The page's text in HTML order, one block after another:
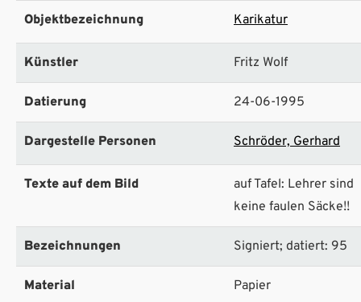
Objektbezeichnung Karikatur
Künstler Fritz Wolf
Datierung 24-06-1995
Dargestelle Personen Schröder, Gerhard
Texte auf dem Bild
auf Tafel: Lehrer sind
keine faulen Säcke!!
Bezeichnungen Signiert; datiert: 95
Material Papier